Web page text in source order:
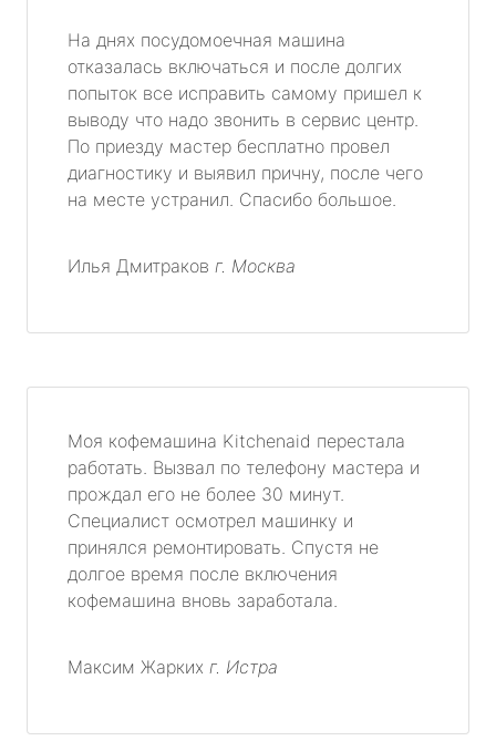
На днях посудомоечная машина
отказалась включаться и после долгих
попыток все исправить самому пришел к
выводу что надо звонить в сервис центр.
По приезду мастер бесплатно провел
диагностику и выявил причну, после чего
на месте устранил. Спасибо большое.
Илья Дмитраков г. Москва
Моя кофемашина Kitchenaid перестала
работать. Вызвал по телефону мастера и
прождал его не более 30 минут.
Специалист осмотрел машинку и
принялся ремонтировать. Спустя не
долгое время после включения
кофемашина вновь заработала.
Максим Жарких г. Истра